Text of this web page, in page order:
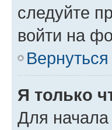
следуйте
войти на
Я только
Для начала